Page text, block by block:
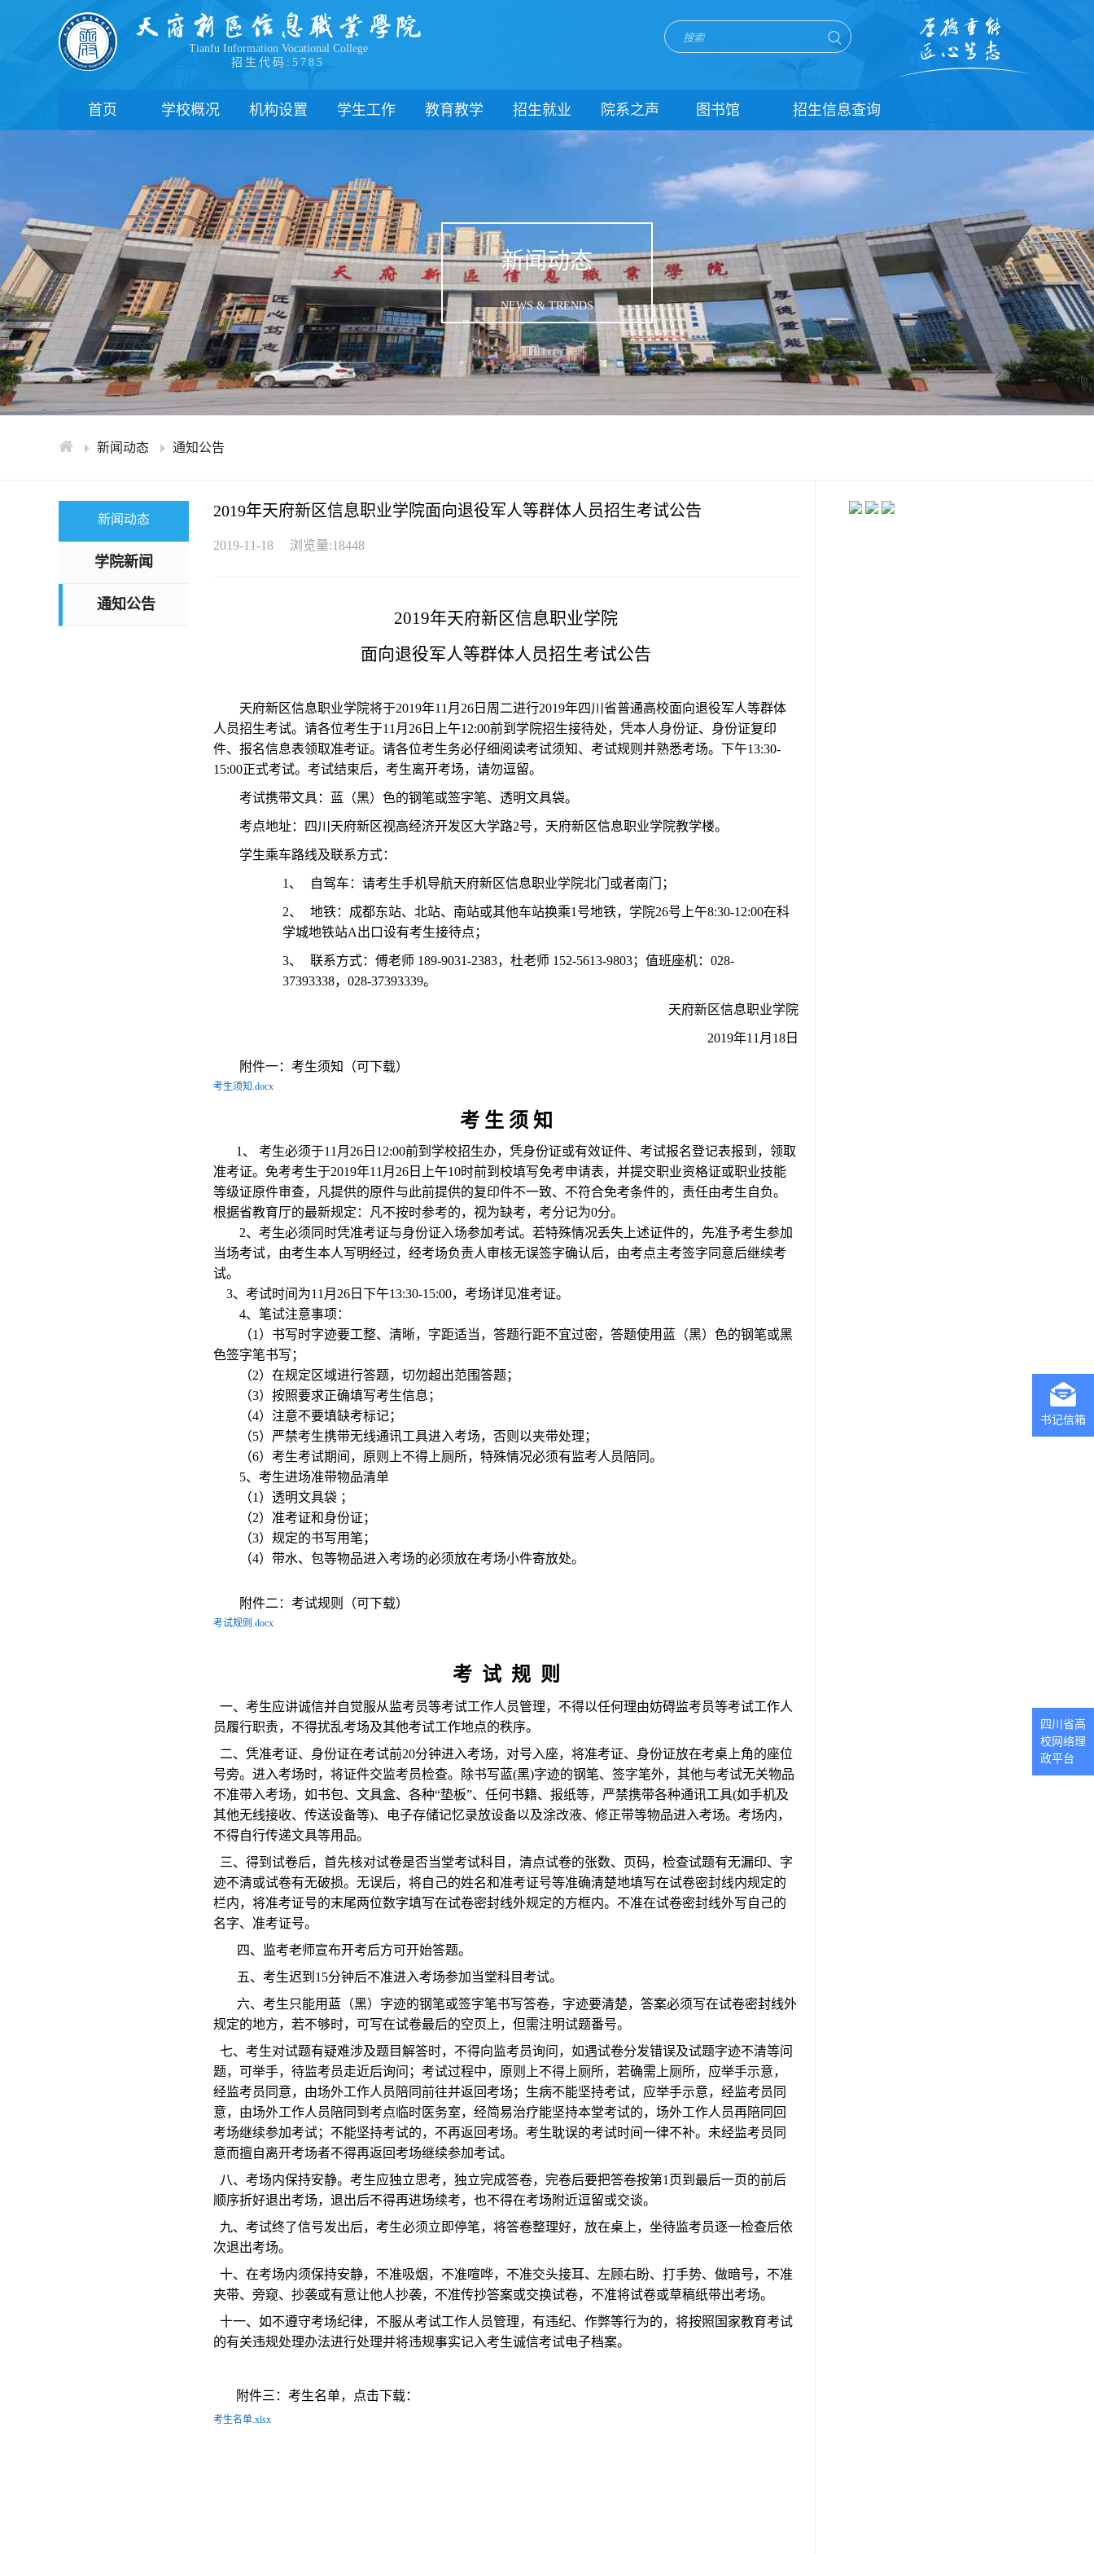
Tianfu Information Vocational College
招生代码:5785
首页 学校概况
学院领导
办学理念
办学特色
校园风貌
机构设置
职能部门
学生工作
新闻动态
团委
管理制度
学生风采
心理健康
下载中心
联系我们
教育教学
教学通知
教学动态
实践教学
专业建设
课程建设
教学改革
学术交流
招生就业 院系之声 图书馆 招生信息查询
单招信息查询
扩招信息查询
五年贯通培养信息查询
新闻动态
NEWS & TRENDS
新闻动态 通知公告
新闻动态
学院新闻
通知公告
2019年天府新区信息职业学院面向退役军人等群体人员招生考试公告
2019-11-18 浏览量:18448
2019年天府新区信息职业学院
面向退役军人等群体人员招生考试公告
天府新区信息职业学院将于2019年11月26日周二进行2019年四川省普通高校面向退役军人等群体
人员招生考试。请各位考生于11月26日上午12:00前到学院招生接待处，凭本人身份证、身份证复印
件、报名信息表领取准考证。请各位考生务必仔细阅读考试须知、考试规则并熟悉考场。下午13:30-
15:00正式考试。考试结束后，考生离开考场，请勿逗留。
考试携带文具：蓝（黑）色的钢笔或签字笔、透明文具袋。
考点地址：四川天府新区视高经济开发区大学路2号，天府新区信息职业学院教学楼。
学生乘车路线及联系方式：
1、 自驾车：请考生手机导航天府新区信息职业学院北门或者南门；
2、
地铁：成都东站、北站、南站或其他车站换乘1号地铁，学院26号上午8:30-12:00在科
学城地铁站A出口设有考生接待点；
3、
联系方式：傅老师 189-9031-2383，杜老师 152-5613-9803；值班座机：028-
37393338，028-37393339。
天府新区信息职业学院
2019年11月18日
附件一： 考生须知（可下载）
考生须知.docx
考 生 须 知
1、 考生必须于11月26日12:00前到学校招生办，凭身份证或有效证件、考试报名登记表报到，领取
准考证。免考考生于2019年11月26日上午10时前到校填写免考申请表，并提交职业资格证或职业技能
等级证原件审查，凡提供的原件与此前提供的复印件不一致、不符合免考条件的，责任由考生自负。
根据省教育厅的最新规定：凡不按时参考的，视为缺考，考分记为0分。
2、考生必须同时凭准考证与身份证入场参加考试。若特殊情况丢失上述证件的，先准予考生参加
当场考试，由考生本人写明经过，经考场负责人审核无误签字确认后，由考点主考签字同意后继续考
试。
3、考试时间为11月26日下午13:30-15:00，考场详见准考证。
4、笔试注意事项：
（1）书写时字迹要工整、清晰，字距适当，答题行距不宜过密，答题使用蓝（黑）色的钢笔或黑
色签字笔书写；
（2）在规定区域进行答题，切勿超出范围答题；
（3）按照要求正确填写考生信息；
（4）注意不要填缺考标记；
（5）严禁考生携带无线通讯工具进入考场，否则以夹带处理；
（6）考生考试期间，原则上不得上厕所，特殊情况必须有监考人员陪同。
5、考生进场准带物品清单
（1）透明文具袋 ；
（2）准考证和身份证；
（3）规定的书写用笔；
（4）带水、包等物品进入考场的必须放在考场小件寄放处。
附件二：考试规则（可下载）
考试规则.docx
考 试 规 则
一、考生应讲诚信并自觉服从监考员等考试工作人员管理，不得以任何理由妨碍监考员等考试工作人
员履行职责，不得扰乱考场及其他考试工作地点的秩序。
二、凭准考证、身份证在考试前20分钟进入考场，对号入座，将准考证、身份证放在考桌上角的座位
号旁。进入考场时，将证件交监考员检查。除书写蓝(黑)字迹的钢笔、签字笔外，其他与考试无关物品
不准带入考场，如书包、文具盒、各种“垫板”、任何书籍、报纸等，严禁携带各种通讯工具(如手机及
其他无线接收、传送设备等)、电子存储记忆录放设备以及涂改液、修正带等物品进入考场。考场内，
不得自行传递文具等用品。
三、得到试卷后，首先核对试卷是否当堂考试科目，清点试卷的张数、页码，检查试题有无漏印、字
迹不清或试卷有无破损。无误后，将自己的姓名和准考证号等准确清楚地填写在试卷密封线内规定的
栏内，将准考证号的末尾两位数字填写在试卷密封线外规定的方框内。不准在试卷密封线外写自己的
名字、准考证号。
四、监考老师宣布开考后方可开始答题。
五、考生迟到15分钟后不准进入考场参加当堂科目考试。
六、考生只能用蓝（黑）字迹的钢笔或签字笔书写答卷，字迹要清楚，答案必须写在试卷密封线外
规定的地方，若不够时，可写在试卷最后的空页上，但需注明试题番号。
七、考生对试题有疑难涉及题目解答时，不得向监考员询问，如遇试卷分发错误及试题字迹不清等问
题，可举手，待监考员走近后询问；考试过程中，原则上不得上厕所，若确需上厕所，应举手示意，
经监考员同意，由场外工作人员陪同前往并返回考场；生病不能坚持考试，应举手示意，经监考员同
意，由场外工作人员陪同到考点临时医务室，经简易治疗能坚持本堂考试的，场外工作人员再陪同回
考场继续参加考试；不能坚持考试的，不再返回考场。考生耽误的考试时间一律不补。未经监考员同
意而擅自离开考场者不得再返回考场继续参加考试。
八、考场内保持安静。考生应独立思考，独立完成答卷，完卷后要把答卷按第1页到最后一页的前后
顺序折好退出考场，退出后不得再进场续考，也不得在考场附近逗留或交谈。
九、考试终了信号发出后，考生必须立即停笔，将答卷整理好，放在桌上，坐待监考员逐一检查后依
次退出考场。
十、在考场内须保持安静，不准吸烟，不准喧哗，不准交头接耳、左顾右盼、打手势、做暗号，不准
夹带、旁窥、抄袭或有意让他人抄袭，不准传抄答案或交换试卷，不准将试卷或草稿纸带出考场。
十一、如不遵守考场纪律，不服从考试工作人员管理，有违纪、作弊等行为的，将按照国家教育考试
的有关违规处理办法进行处理并将违规事实记入考生诚信考试电子档案。
附件三：考生名单，点击下载：
考生名单.xlsx
书记信箱
四川省高
校网络理
政平台